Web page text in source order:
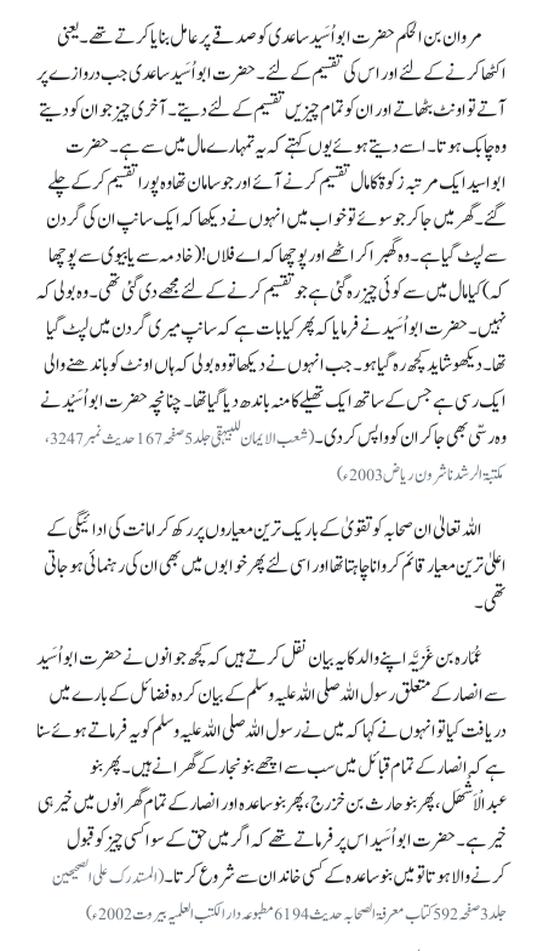
مروان بن الحکم حضرت ابو اُسَید ساعدی کو صدقے پر عامل بنایا کرتے تھے۔ یعنی
اکٹھا کرنے کے لئے اور اس کی تقسیم کے لئے۔ حضرت ابواُسَید ساعدی جب دروازے پر
آتے تو اونٹ بٹھاتے اور ان کو تمام چیزیں تقسیم کے لئےدیتے۔ آخری چیز جو ان کو دیتے
وہ چابک ہوتا۔ اسے دیتے ہوئے یوں کہتے کہ یہ تمہارے مال میں سے ہے۔ حضرت
ابواسید ایک مرتبہ زکوۃ کا مال تقسیم کرنے آئےاور جو سامان تھا وہ پورا تقسیم کر کے چلے
گئے۔ گھر میں جا کر جو سوئے تو خواب میں انہوں نے دیکھا کہ ایک سانپ ان کی گردن
سے لپٹ گیا ہے۔ وہ گھبرا کر اٹھے اور پوچھا کہ اے فلاں ! (خادمہ سے یا بیوی سے پوچھا
کہ) کیا مال میں سے کوئی چیز رہ گئی ہے جو تقسیم کرنے کے لئے مجھے دی گئی تھی۔ وہ بولی کہ
نہیں۔ حضرت ابواُسَیدنے فرمایا کہ پھر کیا بات ہے کہ سانپ میری گردن میں لپٹ گیا
تھا۔ دیکھو شاید کچھ رہ گیا ہو۔ جب انہوں نے دیکھا تو وہ بولی کہ ہاں اونٹ کو باندھنے والی
ایک رسی ہے جس کے ساتھ ایک تھیلے کا منہ باندھ دیا گیا تھا۔ چنانچہ حضرت ابواُسَیْدنے
وہ رسّی بھی جا کر ان کو واپس کر دی۔
(شعب الایمان للبیہقی جلد 5 صفحہ 167 حدیث نمبر 3247،
مکتبۃ الرشدناشرون ریاض 2003ء)
اللہ تعالیٰ ان صحابہ کو تقویٰ کے باریک ترین معیاروں پر رکھ کر امانت کی ادائیگی کے
اعلیٰ ترین معیار قائم کروانا چاہتا تھا اور اسی لئے پھر خوابوں میں بھی ان کی رہنمائی ہو جاتی
تھی۔
عُمَارہ بن غَزِیَّہ اپنے والد کا یہ بیان نقل کرتے ہیں کہ کچھ جوانوں نے حضرت ابواُسَید
سے انصار کے متعلق رسول اللہ صلی اللہ علیہ وسلم کے بیان کردہ فضائل کے بارے میں
دریافت کیا تو انہوں نے کہا کہ میں نے رسول اللہ صلی اللہ علیہ وسلم کو یہ فرماتے ہوئے سنا
ہے کہ انصار کے تمام قبائل میں سب سے اچھے بنو نجار کے گھرانے ہیں۔ پھربنو
عبدالْاَشْھَل، پھر بنو حارث بن خزرج، پھر بنو ساعدہ اور انصار کے تمام گھرانوں میں خیر ہی
خیر ہے۔ حضرت ابواُسَید اس پر فرماتے تھے کہ اگر میں حق کے سوا کسی چیز کو قبول
کرنے والا ہوتا تو میں بنو ساعدہ کے کسی خاندان سے شروع کرتا۔(المستدرک علی الصحیحین
جلد 3 صفحہ 592 کتاب معرفۃ الصحابہ حدیث 6194 مطبوعہ دار الکتب العلمیہ بیروت 2002ء)